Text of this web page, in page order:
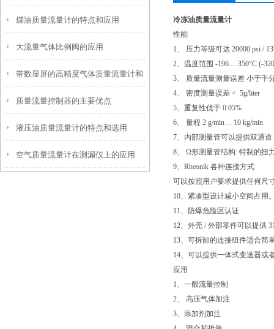
煤油质量流量计的特点和应用
大流量气体比例阀的应用
带数显屏的高精度气体质量流量计和
控制器
质量流量控制器的主要优点
液压油质量流量计的特点和选用
空气质量流量计在测漏仪上的应用
冷冻油质量流量计
性能
1、 压力等级可达 20000 psi /
2、温度范围 -196 ... 350°C (-
3、 质量流量测量误差 小于千
4、 密度测量误差 < 5g/liter
5、重复性优于 0.05%
6、 量程 2 g/min ... 10 kg/min
7、内部测量管可以提供双通
8、 Ω形测量管结构: 特制的扭
9、Rheonik 各种连接方式
可以按照用户要求提供任何尺
10、紧凑型设计减小空间占用
11、防爆危险区认证
12、外壳 / 外部零件可以提供
13、可拆卸的连接组件适合简
14、可以提供一体式变送器或
应用
1、一般流量控制
2、 高压气体加注
3、添加剂加注